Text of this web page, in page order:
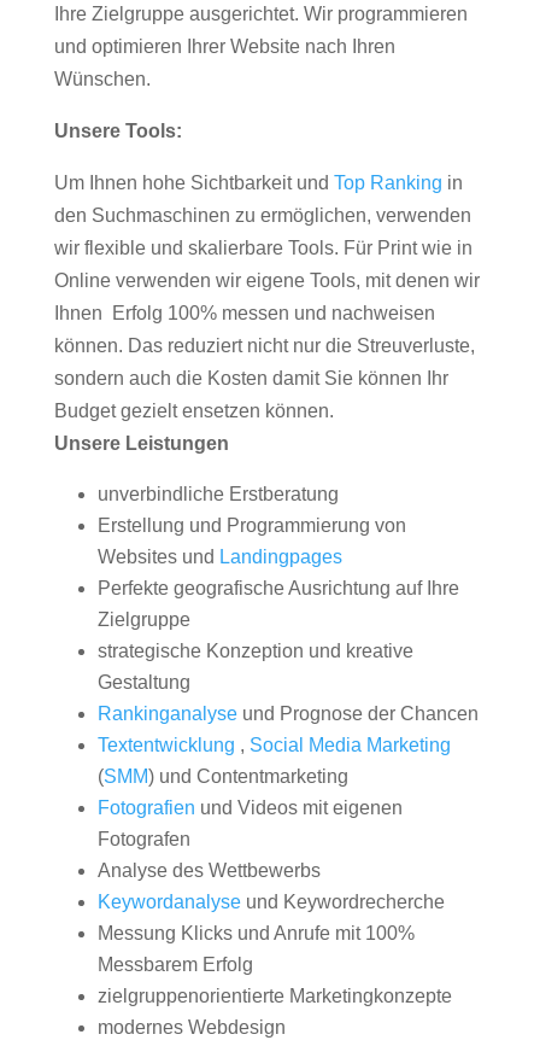
Ihre Zielgruppe ausgerichtet. Wir programmieren
und optimieren Ihrer Website nach Ihren
Wünschen.
Unsere Tools:
Um Ihnen hohe Sichtbarkeit und Top Ranking in
den Suchmaschinen zu ermöglichen, verwenden
wir flexible und skalierbare Tools. Für Print wie in
Online verwenden wir eigene Tools, mit denen wir
Ihnen Erfolg 100% messen und nachweisen
können. Das reduziert nicht nur die Streuverluste,
sondern auch die Kosten damit Sie können Ihr
Budget gezielt ensetzen können.
Unsere Leistungen
unverbindliche Erstberatung
Erstellung und Programmierung von
Websites und Landingpages
Perfekte geografische Ausrichtung auf Ihre
Zielgruppe
strategische Konzeption und kreative
Gestaltung
Rankinganalyseund Prognose der Chancen
Textentwicklung , Social Media Marketing
(SMM) und Contentmarketing
Fotografien und Videos mit eigenen
Fotografen
Analyse des Wettbewerbs
Keywordanalyseund Keywordrecherche
Messung Klicks und Anrufe mit 100%
Messbarem Erfolg
zielgruppenorientierte Marketingkonzepte
modernes Webdesign